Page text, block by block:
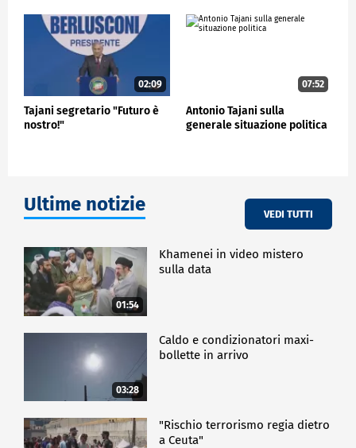
del soccorso ai più deboli, della libertà, non può che
essere una politica estera condivisa. Uniamo le forze
per la pace e per il soccorso a chi soffre", ha esortato
02:09
Tajani segretario "Futuro è
nostro!"
07:52
Antonio Tajani sulla
generale situazione politica
Ultime notizie VEDI TUTTI
01:54
Khamenei in video mistero
sulla data
03:28
Caldo e condizionatori maxi-
bollette in arrivo
"Rischio terrorismo regia dietro
a Ceuta"